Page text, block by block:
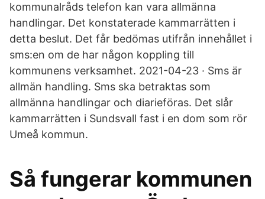
kommunalråds telefon kan vara allmänna
handlingar. Det konstaterade kammarrätten i
detta beslut. Det får bedömas utifrån innehållet i
sms:en om de har någon koppling till
kommunens verksamhet. 2021-04-23 · Sms är
allmän handling. Sms ska betraktas som
allmänna handlingar och diarieföras. Det slår
kammarrätten i Sundsvall fast i en dom som rör
Umeå kommun.
Så fungerar kommunen